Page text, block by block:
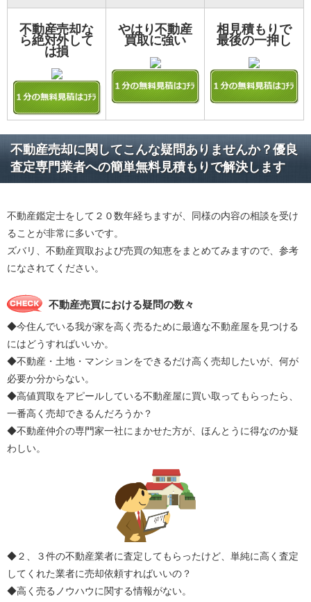
不動産売却な
ら絶対外して
は損
やはり不動産
買取に強い
相見積もりで
最後の一押し
不動産売却に関してこんな疑問ありませんか？優良
査定専門業者への簡単無料見積もりで解決します
不動産鑑定士をして２０数年経ちますが、同様の内容の相談を受け
ることが非常に多いです。
ズバリ、不動産買取および売買の知恵をまとめてみますので、参考
になされてください。
不動産売買における疑問の数々
◆今住んでいる我が家を高く売るために最適な不動産屋を見つける
にはどうすればいいか。
◆不動産・土地・マンションをできるだけ高く売却したいが、何が
必要か分からない。
◆高値買取をアピールしている不動産屋に買い取ってもらったら、
一番高く売却できるんだろうか？
◆不動産仲介の専門家一社にまかせた方が、ほんとうに得なのか疑
わしい。
◆２、３件の不動産業者に査定してもらったけど、単純に高く査定
してくれた業者に売却依頼すればいいの？
◆高く売るノウハウに関する情報がない。